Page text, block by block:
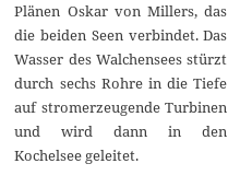
Plänen Oskar von Millers, das
die beiden Seen verbindet. Das
Wasser des Walchensees stürzt
durch sechs Rohre in die Tiefe
auf stromerzeugende Turbinen
und wird dann in den
Kochelsee geleitet.